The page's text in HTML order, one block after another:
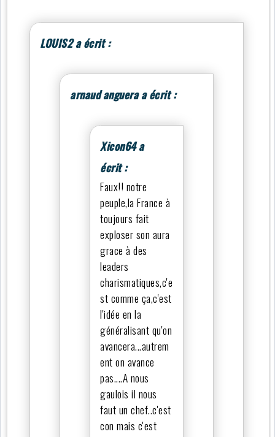
LOUIS2 a écrit :
arnaud anguera a écrit :
Xicon64 a
écrit :
Faux!! notre
peuple,la France à
toujours fait
exploser son aura
grace à des
leaders
charismatiques,c'e
st comme ça,c'est
l'idée en la
généralisant qu'on
avancera...autrem
ent on avance
pas....A nous
gaulois il nous
faut un chef..c'est
con mais c'est